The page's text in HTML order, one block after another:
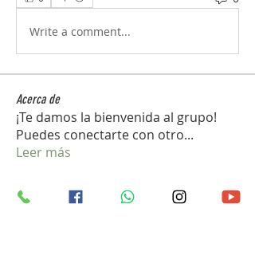
Write a comment...
Acerca de
¡Te damos la bienvenida al grupo!
Puedes conectarte con otro...
Leer más
Miembros